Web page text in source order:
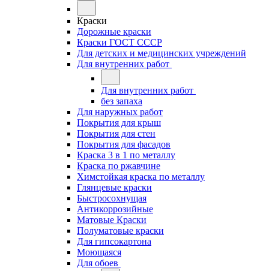
Краски
Дорожные краски
Краски ГОСТ СССР
Для детских и медицинских учреждений
Для внутренних работ
Для внутренних работ
без запаха
Для наружных работ
Покрытия для крыш
Покрытия для стен
Покрытия для фасадов
Краска 3 в 1 по металлу
Краска по ржавчине
Химстойкая краска по металлу
Глянцевые краски
Быстросохнущая
Антикоррозийные
Матовые Краски
Полуматовые краски
Для гипсокартона
Моющаяся
Для обоев